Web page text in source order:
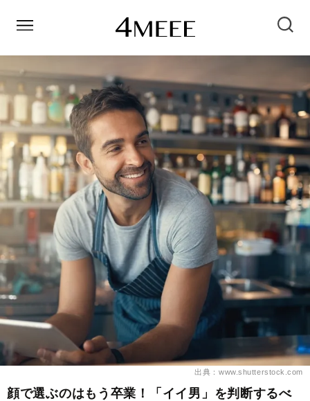
出典：www.shutterstock.com
顔で選ぶのはもう卒業！「イイ男」を判断するべ